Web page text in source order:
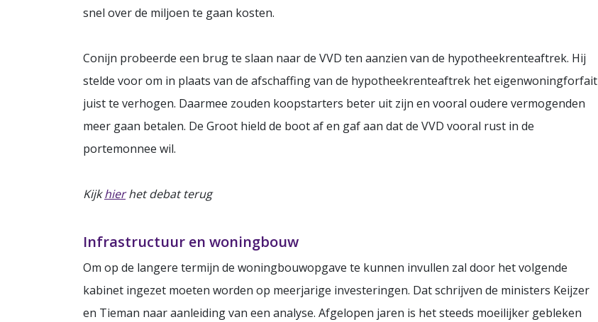
snel over de miljoen te gaan kosten.
Conijn probeerde een brug te slaan naar de VVD ten aanzien van de hypotheekrenteaftrek. Hij
stelde voor om in plaats van de afschaffing van de hypotheekrenteaftrek het eigenwoningforfait
juist te verhogen. Daarmee zouden koopstarters beter uit zijn en vooral oudere vermogenden
meer gaan betalen. De Groot hield de boot af en gaf aan dat de VVD vooral rust in de
portemonnee wil.
Kijkhierhet debat terug
Infrastructuur en woningbouw
Om op de langere termijn de woningbouwopgave te kunnen invullen zal door het volgende
kabinet ingezet moeten worden op meerjarige investeringen. Dat schrijven de ministers Keijzer
en Tieman naar aanleiding van een analyse. Afgelopen jaren is het steeds moeilijker gebleken